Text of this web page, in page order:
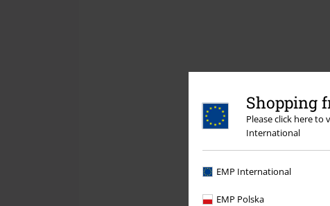
Shopping
Please click here to
International
EMP International
EMP Polska